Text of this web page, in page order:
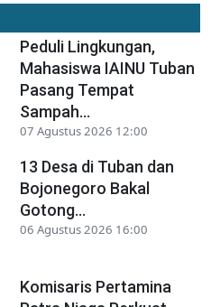
Peduli Lingkungan,
Mahasiswa IAINU Tuban
Pasang Tempat
Sampah...
07 Agustus 2026 12:00
13 Desa di Tuban dan
Bojonegoro Bakal
Gotong...
06 Agustus 2026 16:00
Komisaris Pertamina